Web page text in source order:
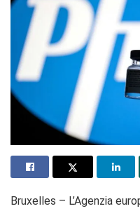
Bruxelles – L’Agenzia